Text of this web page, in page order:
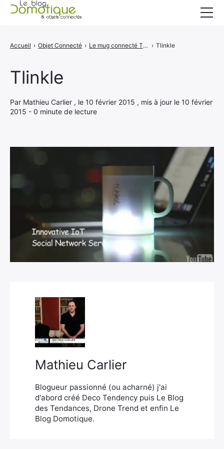
Tlinkle
Par Mathieu Carlier , le 10 février 2015 , mis à jour le 10 février
2015 - 0 minute de lecture
Accueil › Objet Connecté › Le mug connecté Tlinkle › Tlinkle
Mathieu Carlier
Blogueur passionné (ou acharné) j'ai
d'abord créé Deco Tendency puis Le Blog
des Tendances, Drone Trend et enfin Le
Blog Domotique.
A propos
CONTACT
Rechercher
: